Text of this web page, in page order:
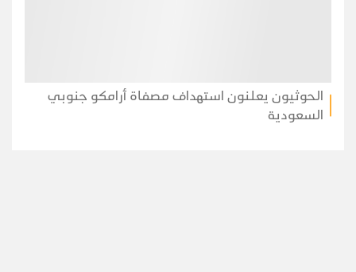
الحوثيون يعلنون استهداف مصفاة أرامكو جنوبي
السعودية